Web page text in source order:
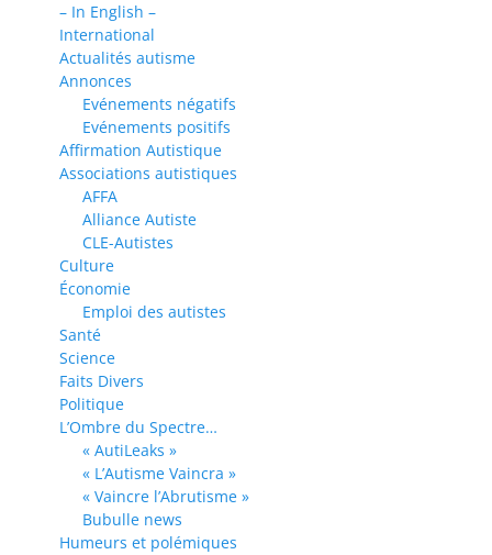
– In English –
International
Actualités autisme
Annonces
Evénements négatifs
Evénements positifs
Affirmation Autistique
Associations autistiques
AFFA
Alliance Autiste
CLE-Autistes
Culture
Économie
Emploi des autistes
Santé
Science
Faits Divers
Politique
L’Ombre du Spectre…
« AutiLeaks »
« L’Autisme Vaincra »
« Vaincre l’Abrutisme »
Bubulle news
Humeurs et polémiques